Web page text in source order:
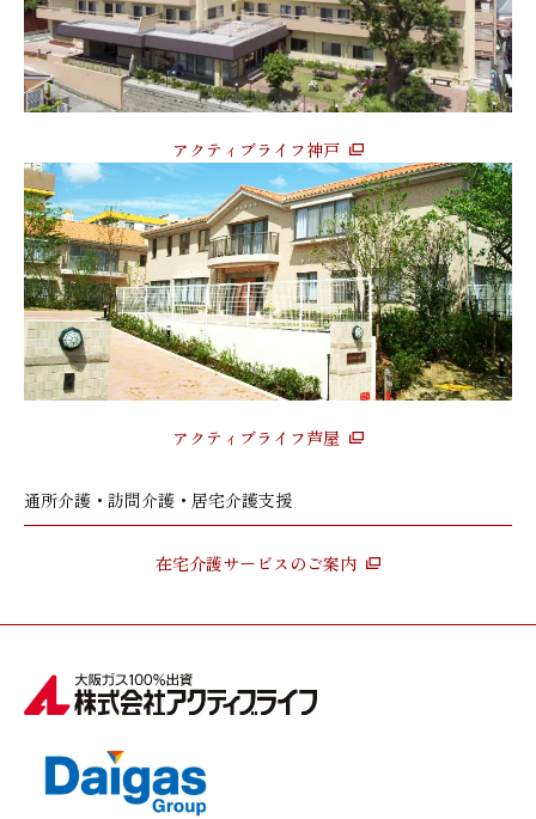
アクティブライフ神戸
アクティブライフ芦屋
通所介護・訪問介護・居宅介護支援
在宅介護サービスのご案内